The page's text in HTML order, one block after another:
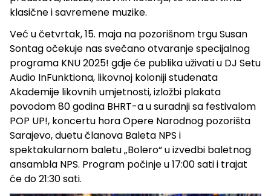
klasične i savremene muzike.
Već u četvrtak, 15. maja na pozorišnom trgu Susan
Sontag očekuje nas svečano otvaranje specijalnog
programa KNU 2025! gdje će publika uživati u DJ Setu
Audio InFunktiona, likovnoj koloniji studenata
Akademije likovnih umjetnosti, izložbi plakata
povodom 80 godina BHRT-a u suradnji sa festivalom
POP UP!, koncertu hora Opere Narodnog pozorišta
Sarajevo, duetu članova Baleta NPS i
spektakularnom baletu „Bolero“ u izvedbi baletnog
ansambla NPS. Program počinje u 17:00 sati i trajat
će do 21:30 sati.